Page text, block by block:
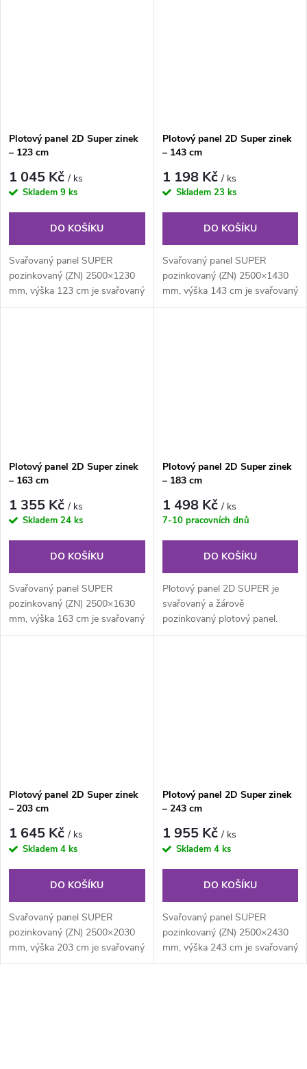
Plotový panel 2D Super zinek
– 123 cm
1 045 Kč/ ks
Skladem 9 ks
DO KOŠÍKU
Svařovaný panel SUPER
pozinkovaný (ZN) 2500×1230
mm, výška 123 cm je svařovaný
pozinkovaný plotový panel o
Plotový panel 2D Super zinek
– 143 cm
1 198 Kč/ ks
Skladem 23 ks
DO KOŠÍKU
Svařovaný panel SUPER
pozinkovaný (ZN) 2500×1430
mm, výška 143 cm je svařovaný
pozinkovaný plotový panel o
Plotový panel 2D Super zinek
– 163 cm
1 355 Kč/ ks
Skladem 24 ks
DO KOŠÍKU
Svařovaný panel SUPER
pozinkovaný (ZN) 2500×1630
mm, výška 163 cm je svařovaný
pozinkovaný plotový panel o
Plotový panel 2D Super zinek
– 183 cm
1 498 Kč/ ks
7-10 pracovních dnů
DO KOŠÍKU
Plotový panel 2D SUPER je
svařovaný a žárově
pozinkovaný plotový panel.
Plotový panel 2D SUPER je
Plotový panel 2D Super zinek
– 203 cm
1 645 Kč/ ks
Skladem 4 ks
DO KOŠÍKU
Svařovaný panel SUPER
pozinkovaný (ZN) 2500×2030
mm, výška 203 cm je svařovaný
pozinkovaný plotový panel o
Plotový panel 2D Super zinek
– 243 cm
1 955 Kč/ ks
Skladem 4 ks
DO KOŠÍKU
Svařovaný panel SUPER
pozinkovaný (ZN) 2500×2430
mm, výška 243 cm je svařovaný
pozinkovaný plotový panel o